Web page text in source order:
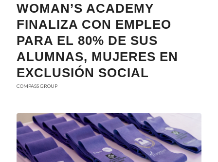
WOMAN’S ACADEMY
FINALIZA CON EMPLEO
PARA EL 80% DE SUS
ALUMNAS, MUJERES EN
EXCLUSIÓN SOCIAL
COMPASS GROUP